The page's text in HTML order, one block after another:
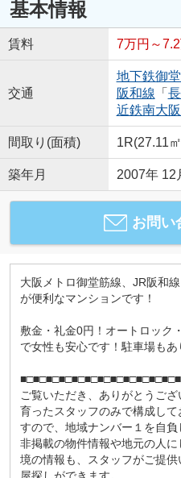
基本情報
賃料 7万円～
交通
地下鉄御
阪和線 「
近鉄南大
間取り(面積) 1R(27.11
築年月 2007年 12
お問い
大阪メトロ御堂筋線、JR阪和
が便利なマンションです！
敷金・礼金0円！オートロック
で女性も安心です！駐車場もあ
ご覧いただき、ありがとうご
育ったスタッフのみで構成し
すので、地域ナンバー１を自
非掲載の物件情報や地元の人
境の情報も、スタッフがご提